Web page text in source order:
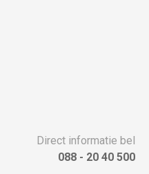
Direct informatie bel
088 - 20 40 500